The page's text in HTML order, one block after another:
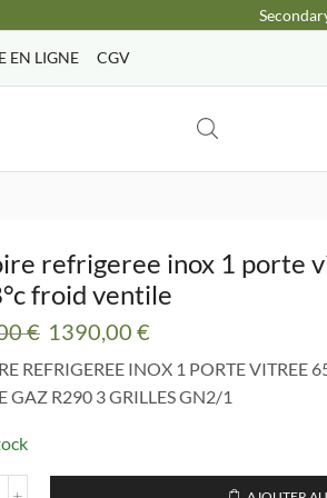
EN LIGNE CGV
refrigeree inox 1 porte
froid ventile
€ Le
initial
était :
1390,00 €
actuel
est :
REFRIGEREE INOX 1 PORTE VITREE
GAZ R290 3 GRILLES GN2/1